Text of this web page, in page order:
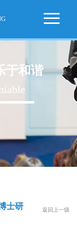
于和谐
士研
返回上一级